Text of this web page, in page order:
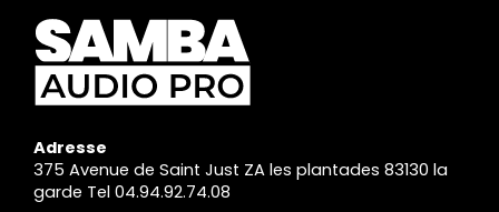
Adresse
375 Avenue de Saint Just ZA les plantades 83130 la
garde Tel 04.94.92.74.08